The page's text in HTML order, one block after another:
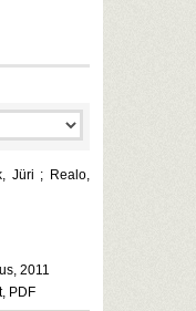
Jüri ; Realo,
2011
PDF